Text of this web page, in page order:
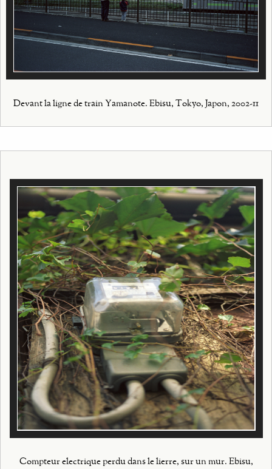
Devant la ligne de train Yamanote. Ebisu, Tokyo, Japon, 2002-11
Compteur electrique perdu dans le lierre, sur un mur. Ebisu,